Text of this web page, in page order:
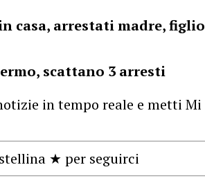
casa, arrestati madre, figlio
scattano 3 arresti
in tempo reale e metti Mi
★ per seguirci